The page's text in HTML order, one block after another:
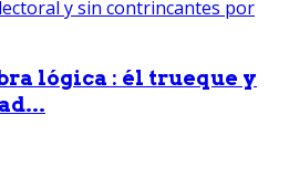
lógica : él trueque y